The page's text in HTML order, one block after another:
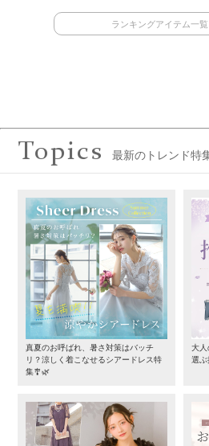
Topics 最新のトレンド特
真夏のお呼ばれ、暑さ対策はバッチ
リ？涼しく着こなせるシアードレス特
集🎐🌿
大
選ぶ